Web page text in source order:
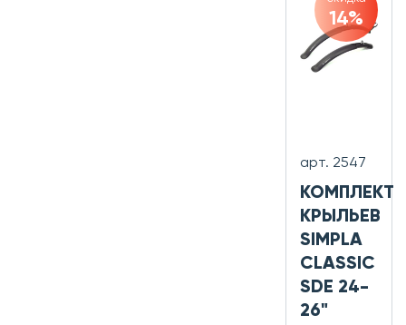
14%
арт. 2547
КОМПЛЕКТ
КРЫЛЬЕВ
SIMPLA
CLASSIC
SDE 24-
26"